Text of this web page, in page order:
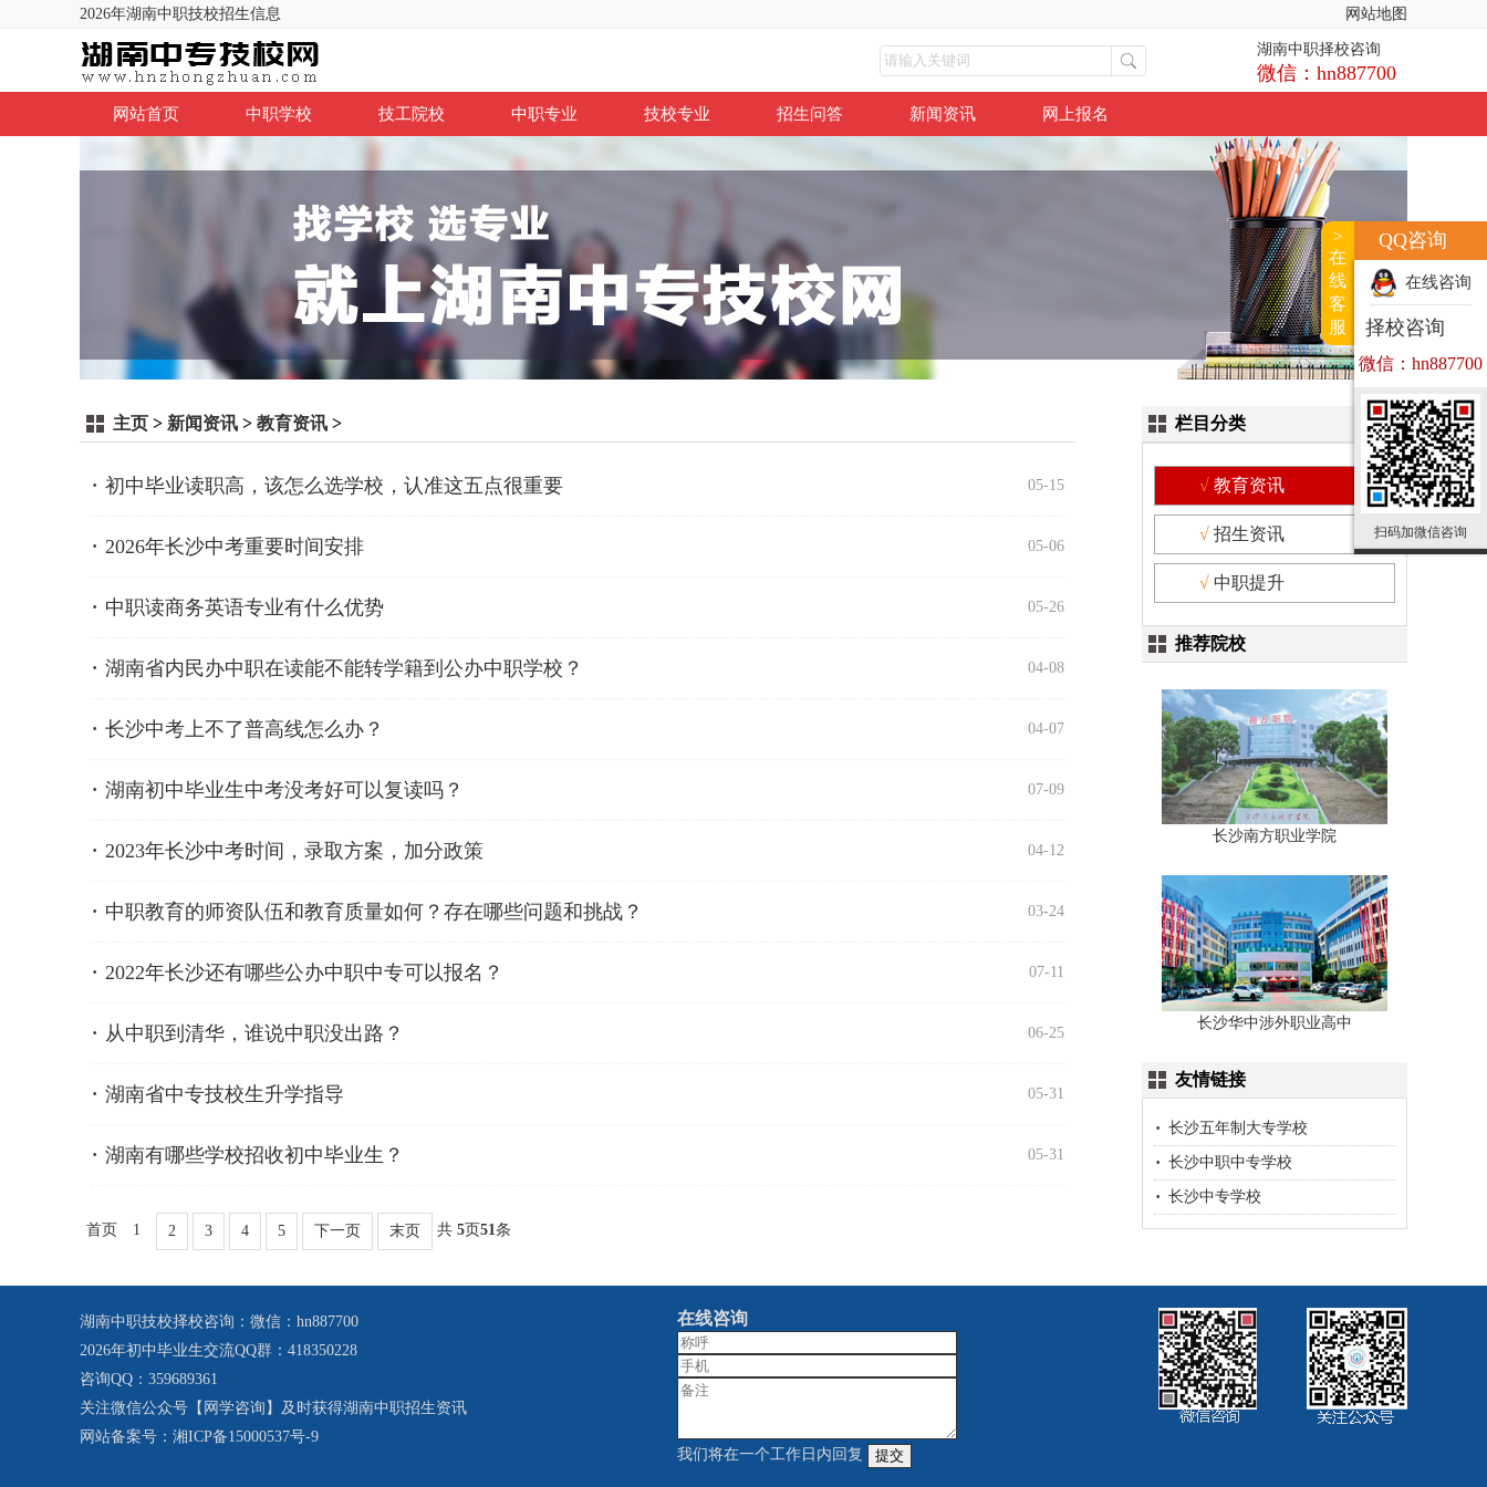
2026年湖南中职技校招生信息 网站地图
湖南中职择校咨询
微信：hn887700
网站首页 中职学校 技工院校 中职专业 技校专业 招生问答 新闻资讯 网上报名
主页 > 新闻资讯 > 教育资讯 >
初中毕业读职高，该怎么选学校，认准这五点很重要 05-15
2026年长沙中考重要时间安排 05-06
中职读商务英语专业有什么优势 05-26
湖南省内民办中职在读能不能转学籍到公办中职学校？ 04-08
长沙中考上不了普高线怎么办？ 04-07
湖南初中毕业生中考没考好可以复读吗？ 07-09
2023年长沙中考时间，录取方案，加分政策 04-12
中职教育的师资队伍和教育质量如何？存在哪些问题和挑战？ 03-24
2022年长沙还有哪些公办中职中专可以报名？ 07-11
从中职到清华，谁说中职没出路？ 06-25
湖南省中专技校生升学指导 05-31
湖南有哪些学校招收初中毕业生？ 05-31
首页 1 2 3 4 5 下一页 末页 共 5页51条
栏目分类
教育资讯
招生资讯
中职提升
推荐院校
长沙南方职业学院
长沙华中涉外职业高中
友情链接
长沙五年制大专学校
长沙中职中专学校
长沙中专学校
湖南中职技校择校咨询：微信：hn887700
2026年初中毕业生交流QQ群：418350228
咨询QQ：359689361
关注微信公众号【网学咨询】及时获得湖南中职招生资讯
网站备案号： 湘ICP备15000537号-9
在线咨询
我们将在一个工作日内回复
>
在
线
客
服
QQ咨询
在线咨询
择校咨询
微信：hn887700
扫码加微信咨询